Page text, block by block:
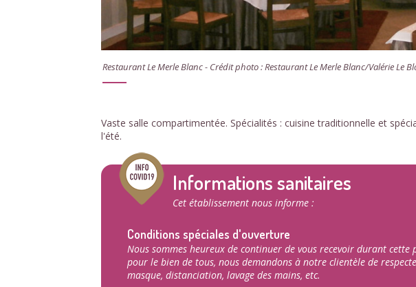
Restaurant Le Merle Blanc - Crédit photo : Restaurant Le Merle Blanc/Valérie Le
Vaste salle compartimentée. Spécialités : cuisine traditionnelle et
l'été.
Informations sanitaires
Cet établissement nous informe :
Conditions spéciales d'ouverture
Nous sommes heureux de continuer de vous recevoir durant
pour le bien de tous, nous demandons à notre clientèle de
masque, distanciation, lavage des mains, etc.